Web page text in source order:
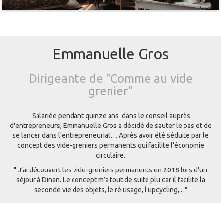
Emmanuelle Gros
Dirigeante de "Comme au vide
grenier"
Salariée pendant quinze ans dans le conseil auprès
d'entrepreneurs, Emmanuelle Gros a décidé de sauter le pas et de
se lancer dans l'entrepreneuriat… Après avoir été séduite par le
concept des vide-greniers permanents qui facilite l'économie
circulaire.
" J’ai découvert les vide-greniers permanents en 2018 lors d’un
séjour à Dinan. Le concept m’a tout de suite plu car il facilite la
seconde vie des objets, le ré usage, l'upcycling,...."